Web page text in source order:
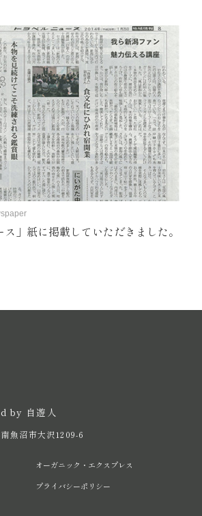
ス」紙に掲載していただきました。
by 自遊人
魚沼市大沢1209-6
オーガニック・エクスプレス
プライバシーポリシー